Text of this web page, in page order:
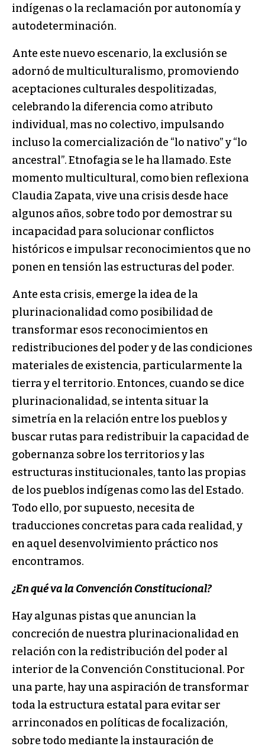
indígenas o la reclamación por autonomía y
autodeterminación.
Ante este nuevo escenario, la exclusión se
adornó de multiculturalismo, promoviendo
aceptaciones culturales despolitizadas,
celebrando la diferencia como atributo
individual, mas no colectivo, impulsando
incluso la comercialización de “lo nativo” y “lo
ancestral”. Etnofagia se le ha llamado. Este
momento multicultural, como bien reflexiona
Claudia Zapata, vive una crisis desde hace
algunos años, sobre todo por demostrar su
incapacidad para solucionar conflictos
históricos e impulsar reconocimientos que no
ponen en tensión las estructuras del poder.
Ante esta crisis, emerge la idea de la
plurinacionalidad como posibilidad de
transformar esos reconocimientos en
redistribuciones del poder y de las condiciones
materiales de existencia, particularmente la
tierra y el territorio. Entonces, cuando se dice
plurinacionalidad, se intenta situar la
simetría en la relación entre los pueblos y
buscar rutas para redistribuir la capacidad de
gobernanza sobre los territorios y las
estructuras institucionales, tanto las propias
de los pueblos indígenas como las del Estado.
Todo ello, por supuesto, necesita de
traducciones concretas para cada realidad, y
en aquel desenvolvimiento práctico nos
encontramos.
¿En qué va la Convención Constitucional?
Hay algunas pistas que anuncian la
concreción de nuestra plurinacionalidad en
relación con la redistribución del poder al
interior de la Convención Constitucional. Por
una parte, hay una aspiración de transformar
toda la estructura estatal para evitar ser
arrinconados en políticas de focalización,
sobre todo mediante la instauración de